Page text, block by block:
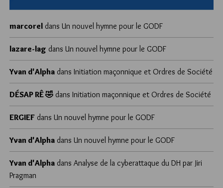
marcorel dans Un nouvel hymne pour le GODF
lazare-lag dans Un nouvel hymne pour le GODF
Yvan d'Alpha dans Initiation maçonnique et Ordres de Société
DÉSAP RÊ 🤣 dans Initiation maçonnique et Ordres de Société
ERGIEF dans Un nouvel hymne pour le GODF
Yvan d'Alpha dans Un nouvel hymne pour le GODF
Yvan d'Alpha dans Analyse de la cyberattaque du DH par Jiri
Pragman